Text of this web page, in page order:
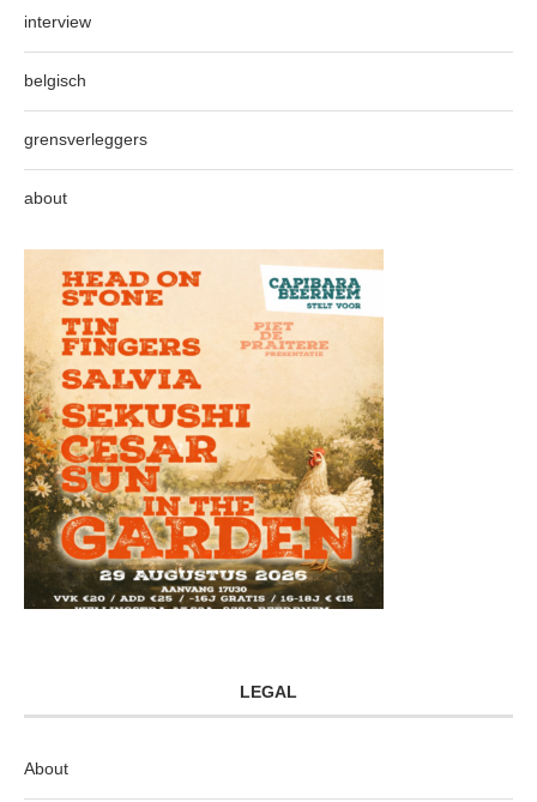
interview
belgisch
grensverleggers
about
LEGAL
About